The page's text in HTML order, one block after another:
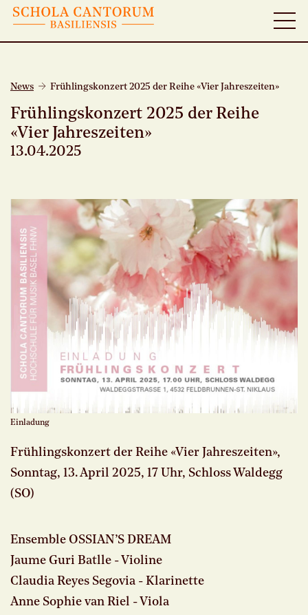
News Frühlingskonzert 2025 der Reihe «Vier Jahreszeiten»
Frühlingskonzert 2025 der Reihe
«Vier Jahreszeiten»
13.04.2025
Einladung
Frühlingskonzert der Reihe «Vier Jahreszeiten»,
Sonntag, 13. April 2025, 17 Uhr, Schloss Waldegg
(SO)
Ensemble OSSIAN’S DREAM
Jaume Guri Batlle - Violine
Claudia Reyes Segovia - Klarinette
Anne Sophie van Riel - Viola